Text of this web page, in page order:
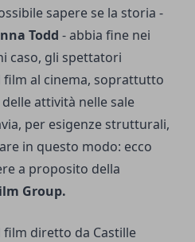
sapere se la storia -
Todd - abbia fine nei
caso, gli spettatori
al cinema, soprattutto
attività nelle sale
per esigenze strutturali,
in questo modo: ecco
a proposito della
Group.
diretto da Castille